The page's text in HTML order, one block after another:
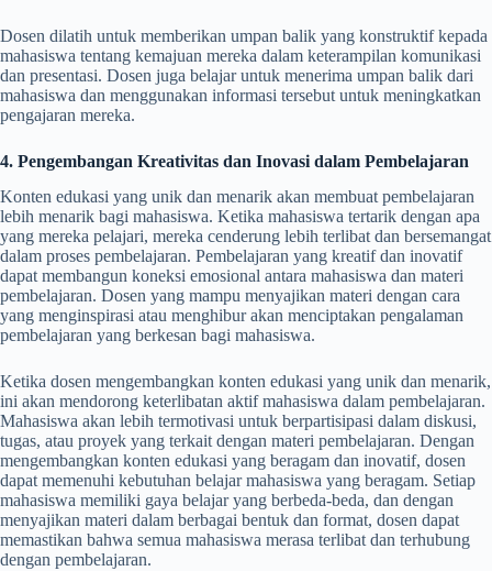
Dosen dilatih untuk memberikan umpan balik yang konstruktif kepada
mahasiswa tentang kemajuan mereka dalam keterampilan komunikasi
dan presentasi. Dosen juga belajar untuk menerima umpan balik dari
mahasiswa dan menggunakan informasi tersebut untuk meningkatkan
pengajaran mereka.
4. Pengembangan Kreativitas dan Inovasi dalam Pembelajaran
Konten edukasi yang unik dan menarik akan membuat pembelajaran
lebih menarik bagi mahasiswa. Ketika mahasiswa tertarik dengan apa
yang mereka pelajari, mereka cenderung lebih terlibat dan bersemangat
dalam proses pembelajaran. Pembelajaran yang kreatif dan inovatif
dapat membangun koneksi emosional antara mahasiswa dan materi
pembelajaran. Dosen yang mampu menyajikan materi dengan cara
yang menginspirasi atau menghibur akan menciptakan pengalaman
pembelajaran yang berkesan bagi mahasiswa.
Ketika dosen mengembangkan konten edukasi yang unik dan menarik,
ini akan mendorong keterlibatan aktif mahasiswa dalam pembelajaran.
Mahasiswa akan lebih termotivasi untuk berpartisipasi dalam diskusi,
tugas, atau proyek yang terkait dengan materi pembelajaran. Dengan
mengembangkan konten edukasi yang beragam dan inovatif, dosen
dapat memenuhi kebutuhan belajar mahasiswa yang beragam. Setiap
mahasiswa memiliki gaya belajar yang berbeda-beda, dan dengan
menyajikan materi dalam berbagai bentuk dan format, dosen dapat
memastikan bahwa semua mahasiswa merasa terlibat dan terhubung
dengan pembelajaran.